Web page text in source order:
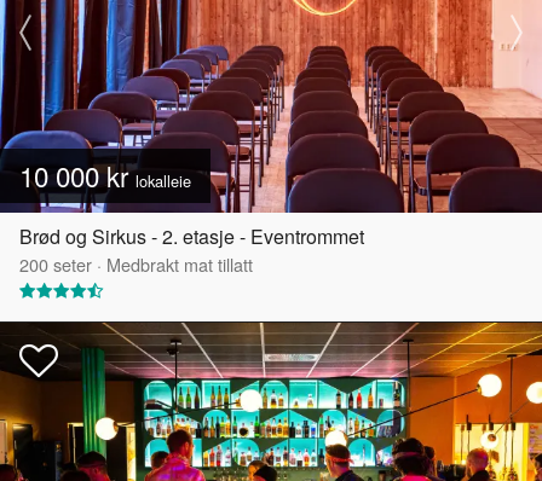
10 000 krlokalleie
Brød og Sirkus - 2. etasje - Eventrommet
200seter · Medbrakt mat tillatt